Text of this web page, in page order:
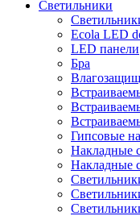
Светильники
Ecola LED
LED панели
Бра
Гипсовые
Накладные
Накладные